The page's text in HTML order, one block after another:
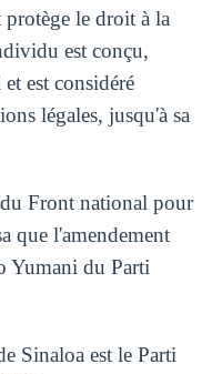
le droit à la
est conçu,
est considéré
légales, jusqu'à sa
Front national pour
que l'amendement
Yumani du Parti
Sinaloa est le Parti